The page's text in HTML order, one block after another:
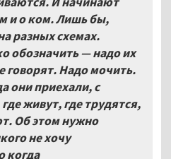
и о ком. Лишь бы,
разных схемах.
обозначить — надо их
говорят. Надо мочить.
они приехали, с
живут, где трудятся,
Об этом нужно
не хочу
когда